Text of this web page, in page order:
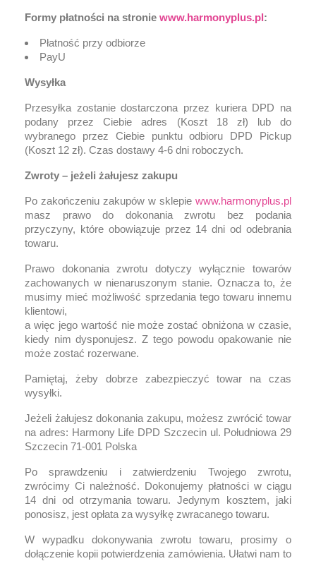
Formy płatności na stronie www.harmonyplus.pl:
Płatność przy odbiorze
PayU
Wysyłka
Przesyłka zostanie dostarczona przez kuriera DPD na
podany przez Ciebie adres (Koszt 18 zł) lub do
wybranego przez Ciebie punktu odbioru DPD Pickup
(Koszt 12 zł). Czas dostawy 4-6 dni roboczych.
Zwroty – jeżeli żałujesz zakupu
Po zakończeniu zakupów w sklepie www.harmonyplus.pl
masz prawo do dokonania zwrotu bez podania
przyczyny, które obowiązuje przez 14 dni od odebrania
towaru.
Prawo dokonania zwrotu dotyczy wyłącznie towarów
zachowanych w nienaruszonym stanie. Oznacza to, że
musimy mieć możliwość sprzedania tego towaru innemu
klientowi,
a więc jego wartość nie może zostać obniżona w czasie,
kiedy nim dysponujesz. Z tego powodu opakowanie nie
może zostać rozerwane.
Pamiętaj, żeby dobrze zabezpieczyć towar na czas
wysyłki.
Jeżeli żałujesz dokonania zakupu, możesz zwrócić towar
na adres: Harmony Life DPD Szczecin ul. Południowa 29
Szczecin 71-001 Polska
Po sprawdzeniu i zatwierdzeniu Twojego zwrotu,
zwrócimy Ci należność. Dokonujemy płatności w ciągu
14 dni od otrzymania towaru. Jedynym kosztem, jaki
ponosisz, jest opłata za wysyłkę zwracanego towaru.
W wypadku dokonywania zwrotu towaru, prosimy o
dołączenie kopii potwierdzenia zamówienia. Ułatwi nam to